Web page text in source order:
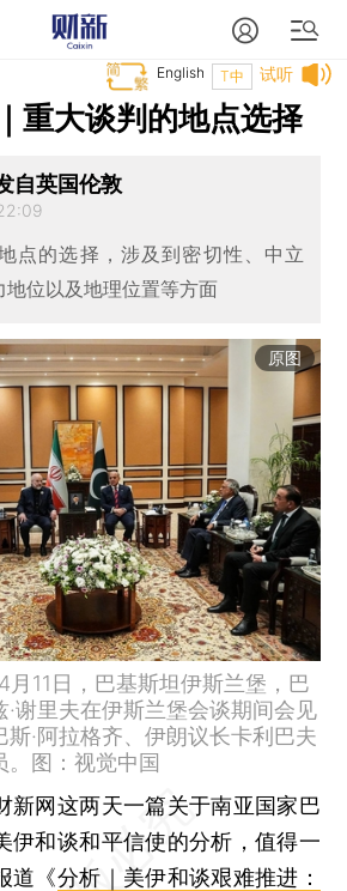
试听
T中
English
重大谈判的地点选择
自英国伦敦
点的选择，涉及到密切性、中立
位以及地理位置等方面
原图
11日，巴基斯坦伊斯兰堡，巴
·谢里夫在伊斯兰堡会谈期间会见
·阿拉格齐、伊朗议长卡利巴夫
。图：视觉中国
新网这两天一篇关于南亚国家巴
伊和谈和平信使的分析，值得一
道《分析｜美伊和谈艰难推进：